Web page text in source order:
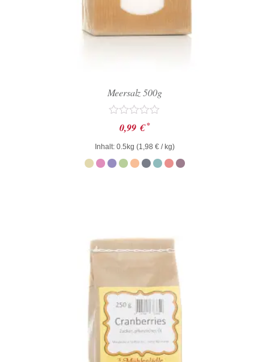
Meersalz 500g
Bewertet
mit
0
von
5
0,99 € *
Inhalt: 0.5kg (1,98 €/ kg)